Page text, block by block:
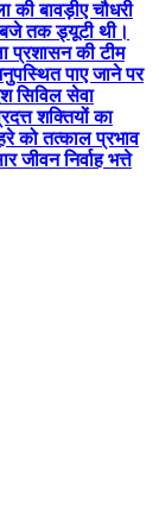
की बावड़ीए चौधरी
बजे तक ड्यूटी थी।
प्रशासन की टीम
पाए जाने पर
सिविल सेवा
शक्तियों का
को तत्काल प्रभाव
जीवन निर्वाह भत्ते